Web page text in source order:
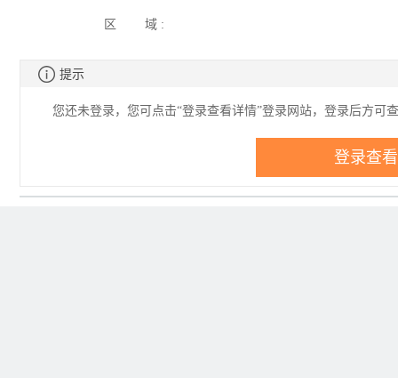
区 域 :
提示
您还未登录，您可点击“登录查看详情”登录网站，登录后方可
登录查